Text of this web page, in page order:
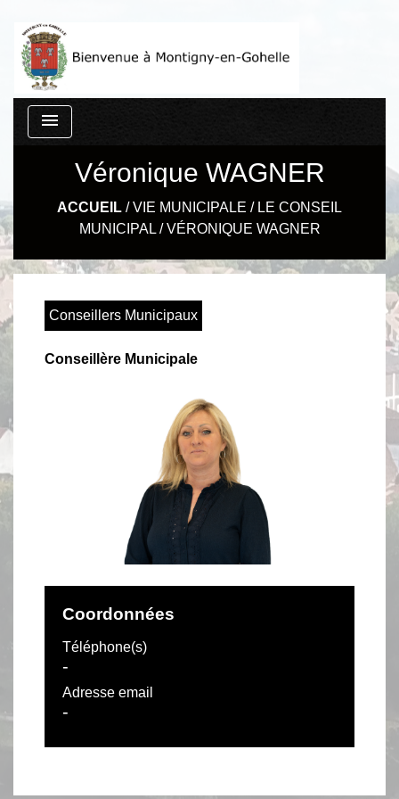
menu
Véronique WAGNER
ACCUEIL /VIE MUNICIPALE / LE CONSEIL
MUNICIPAL/VÉRONIQUE WAGNER
Conseillers Municipaux
Conseillère Municipale
Coordonnées
Téléphone(s)
-
Adresse email
-